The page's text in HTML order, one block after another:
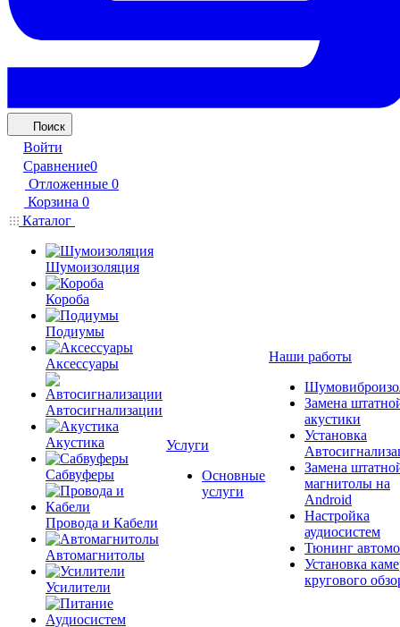
Поиск
Войти
Сравнение0
Отложенные 0
Корзина 0
Каталог
Шумоизоляция
Короба
Подиумы
Аксессуары
Автосигнализации
Акустика
Сабвуферы
Провода и Кабели
Автомагнитолы
Усилители
Услуги
Основные
услуги
Наши работы
Замена
акустики
Установка
Замена
магнитолы на
Android
Настройка
аудиосистем
Тюнинг
Установка
кругового